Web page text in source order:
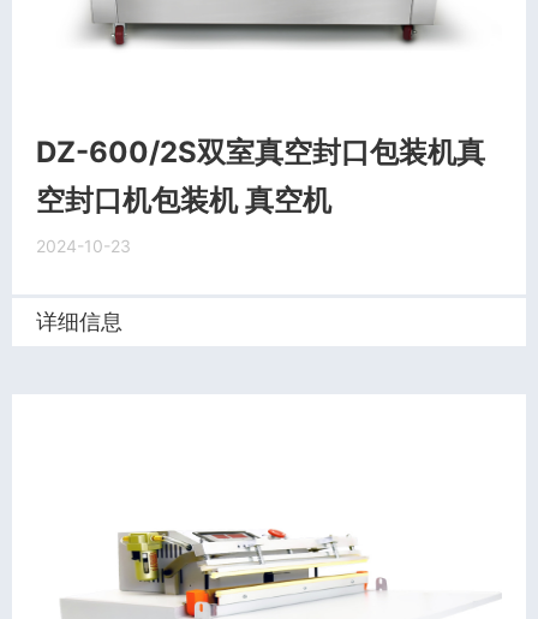
DZ-600/2S双室真空封口包装机真
空封口机包装机 真空机
2024-10-23
详细信息